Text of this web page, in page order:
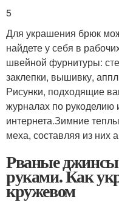
5
Для украшения брюк
найдете у себя в
швейной фурнитуры:
заклепки, вышивку,
Рисунки, подходящие
журналах по рукоделию
интернета.Зимние
меха, составляя из них
Рваные
руками. Как
кружевом